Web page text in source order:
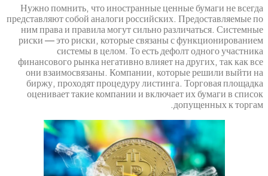
Нужно помнить, что иностранные ценные
представляют собой аналоги российских.
ним права и правила могут сильно
риски — это риски, которые связаны с
системы в целом. То есть дефолт
финансового рынка негативно влияет на
они взаимосвязаны. Компании, которые
биржу, проходят процедуру листинга.
оценивает такие компании и включает